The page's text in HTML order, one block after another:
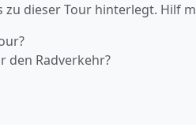
zu dieser Tour hinterlegt. Hilf
den Radverkehr?